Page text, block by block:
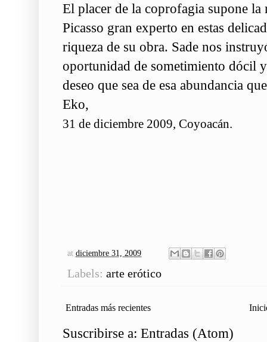
El placer de la coprofagia supone
Picasso gran experto en estas
riqueza de su obra. Sade nos
oportunidad de sometimiento dócil
deseo que sea de esa abundancia
Eko,
31 de diciembre 2009, Coyoacán.
at diciembre 31, 2009
Labels: arte erótico
Entradas más recientes
Suscribirse a: Entradas (Atom)